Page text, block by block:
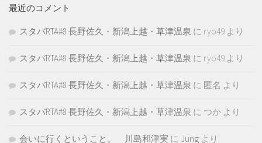
最近のコメント
スタバRTA#8 長野佐久・新潟上越・草津温泉 に ryo49 より
スタバRTA#8 長野佐久・新潟上越・草津温泉 に ryo49 より
スタバRTA#8 長野佐久・新潟上越・草津温泉 に 匿名 より
スタバRTA#8 長野佐久・新潟上越・草津温泉 に つか より
会いに行くということ。 川島和津実 に Jung より